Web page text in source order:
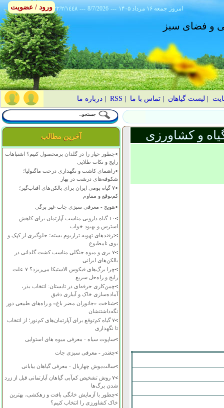
٢٢/٢/١٤٤٨ --- 8/7/2026 --- ۱۴۰۵ جمعه ۱۶ مرداد امروز
و فضای سبز
لیست گیاهان |تماس با ما RSS
|درباره ما
آخرین مطالب
>چطور خیار را در گلدان پرمحصول کنیم؟ اشتباهات
رایج و نکات طلایی
>راهنمای کاشت و نگهداری درخت ماگنولیا؛
شکوفه‌های درشت در بهار
>
۷ گیاه بومی ایران برای بالکن‌های آفتاب‌گیر؛
کم‌توقع و مقاوم
>هویج - معرفی سبزی جات غیر برگی
>
۱۰ گیاه دارویی مناسب آپارتمان برای کاهش
استرس و بهبود خواب
>ترفندهای تهویه تراریوم بسته؛ جلوگیری از کپک و
بوی نامطبوع
>
۷ بری و میوه جنگلی مناسب کشت گلدانی در
بالکن‌های ایرانی
>
چرا برگ‌های فیکوس الاستیکا می‌ریزد؟ ۷ علت
رایج و راه‌حل سریع
>چمن‌کاری حرفه‌ای در تابستان: انتخاب بذر،
آماده‌سازی خاک و آبیاری دقیق
>شناخت «جانوران مضر باغ» و راه‌های طبیعی دور
نگه‌داشتنشان
>
۷ گیاه کم‌توقع برای آپارتمان‌های کم‌نور؛ از انتخاب
تا نگهداری
>ساپوت سیاه - معرفی میوه های استوایی
>چغندر - معرفی سبزی جات
>سالت‌بوش چهاربال - معرفی گیاهان بیابانی
>
۷ روش تشخیص کم‌آبی گیاهان آپارتمانی قبل از زرد
شدن برگ‌ها
>چطور با آزمایش خانگی بافت و زهکشی، بهترین
خاک کشاورزی را انتخاب کنیم؟
و کشاورزی
ورود / عضویت